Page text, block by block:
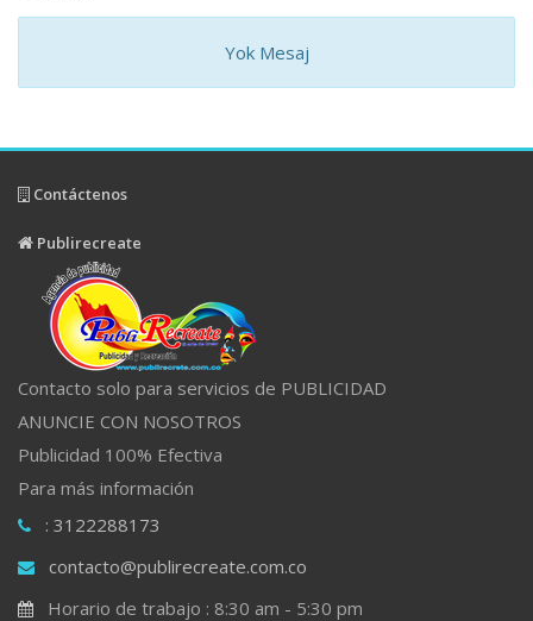
Yok Mesaj
Contáctenos
Publirecreate
Contacto solo para servicios de PUBLICIDAD
ANUNCIE CON NOSOTROS
Publicidad 100% Efectiva
Para más información
: 3122288173
contacto@publirecreate.com.co
Horario de trabajo : 8:30 am - 5:30 pm